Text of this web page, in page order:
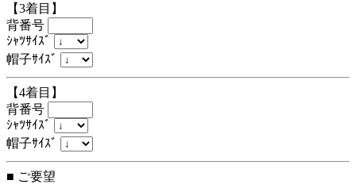
【3着目】
背番号
ｼｬﾂｻｲｽﾞ
帽子ｻｲｽﾞ
【4着目】
背番号
ｼｬﾂｻｲｽﾞ
帽子ｻｲｽﾞ
■ ご要望